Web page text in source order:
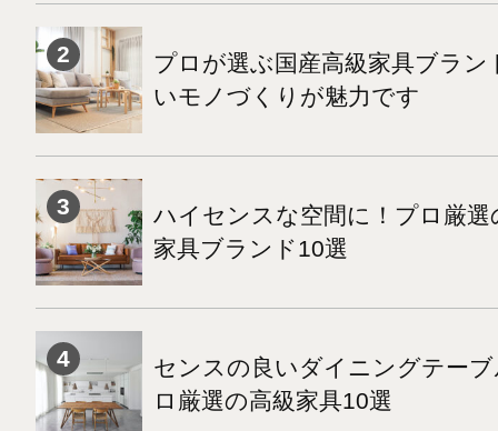
プロが選ぶ国産高級家具ブラン
いモノづくりが魅力です
ハイセンスな空間に！プロ厳
家具ブランド10選
センスの良いダイニングテー
ロ厳選の高級家具10選